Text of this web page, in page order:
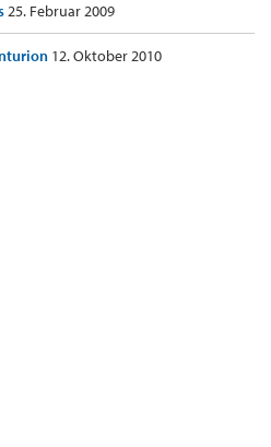
25. Februar 2009
12. Oktober 2010